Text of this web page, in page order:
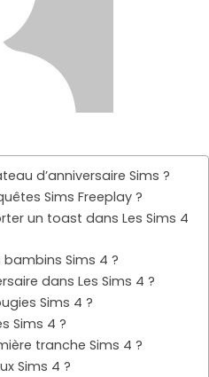
d’anniversaire Sims ?
Sims Freeplay ?
un toast dans Les Sims 4
Sims 4 ?
dans Les Sims 4 ?
Sims 4 ?
Sims 4 ?
tranche Sims 4 ?
Sims 4 ?